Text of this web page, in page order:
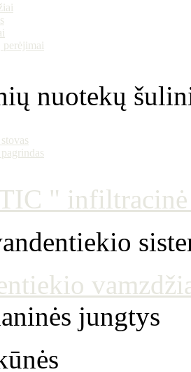
perėjimai
nuotekų
"
jungtys